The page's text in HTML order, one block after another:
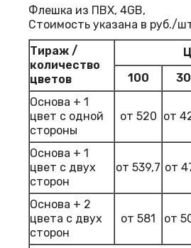
Флешка из ПВХ, 4GB,
Стоимость указана в руб./
Тираж /
количество
цветов
100
Основа + 1
цвет с одной
стороны
от 520 от
Основа + 1
цвет с двух
сторон
от 539,7 от
Основа + 2
цвета с двух
сторон
от 581 от